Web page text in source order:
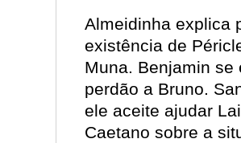
Almeidinha explica
existência de
Muna. Benjamin
perdão a Bruno.
ele aceite ajudar
Caetano sobre a